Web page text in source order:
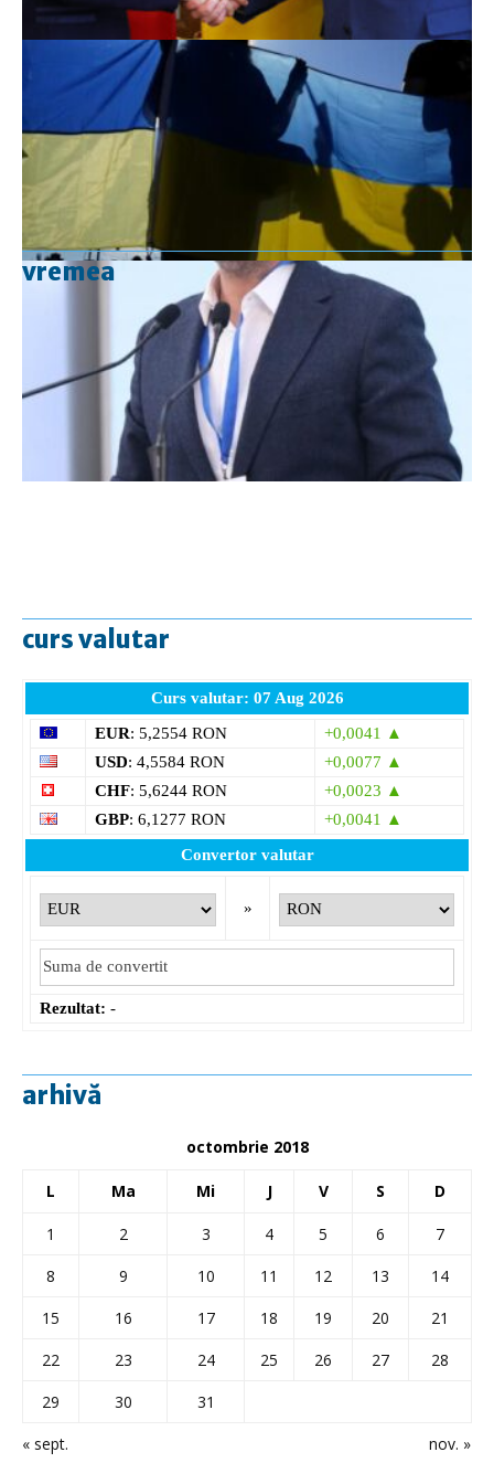
vremea
curs valutar
Curs valutar: 07 Aug 2026
EUR: 5,2554 RON
+0,0041 ▲
USD: 4,5584 RON
+0,0077 ▲
CHF: 5,6244 RON
+0,0023 ▲
GBP: 6,1277 RON
+0,0041 ▲
Convertor valutar
»
Rezultat: -
arhivă
octombrie 2018
L Ma Mi J V S D
« sept. nov. »
1 2 3 4 5 6
7
8
9 10 11 12 13
14
15
16 17 18 19 20
21
22
23 24 25 26 27
28
29
30 31